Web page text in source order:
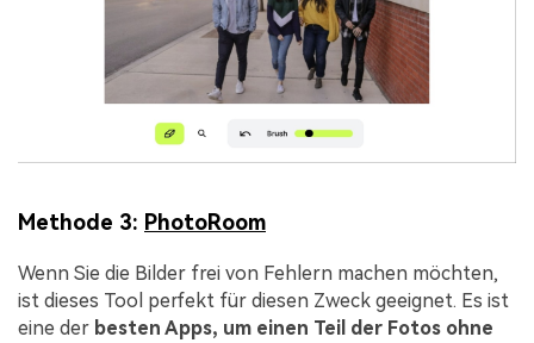
Methode 3: PhotoRoom
Wenn Sie die Bilder frei von Fehlern machen möchten,
ist dieses Tool perfekt für diesen Zweck geeignet. Es ist
eine der besten Apps, um einen Teil der Fotos ohne